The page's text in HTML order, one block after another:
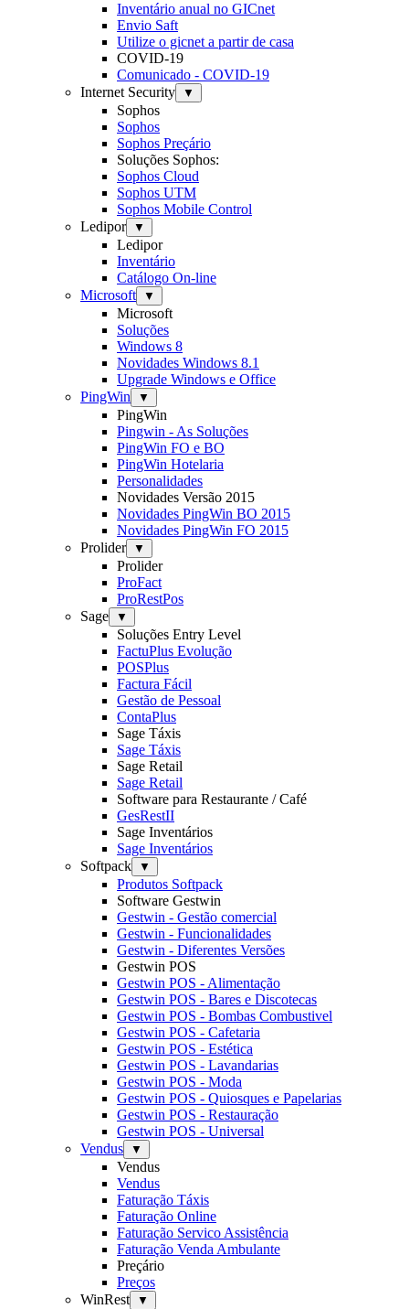
Inventário anual no GICnet
Envio Saft
Utilize o gicnet a partir de casa
COVID-19
Comunicado - COVID-19
Internet Security
▼
Sophos
Sophos
Sophos Preçário
Soluções Sophos:
Sophos Cloud
Sophos UTM
Sophos Mobile Control
Ledipor
▼
Ledipor
Inventário
Catálogo On-line
Microsoft
▼
Microsoft
Soluções
Windows 8
Novidades Windows 8.1
Upgrade Windows e Office
PingWin
▼
PingWin
Pingwin - As Soluções
PingWin FO e BO
PingWin Hotelaria
Personalidades
Novidades Versão 2015
Novidades PingWin BO 2015
Novidades PingWin FO 2015
Prolider
▼
Prolider
ProFact
ProRestPos
Sage
▼
Soluções Entry Level
FactuPlus Evolução
POSPlus
Factura Fácil
Gestão de Pessoal
ContaPlus
Sage Táxis
Sage Táxis
Sage Retail
Sage Retail
Software para Restaurante / Café
GesRestII
Sage Inventários
Sage Inventários
Softpack
▼
Produtos Softpack
Software Gestwin
Gestwin - Gestão comercial
Gestwin - Funcionalidades
Gestwin - Diferentes Versões
Gestwin POS
Gestwin POS - Alimentação
Gestwin POS - Bares e Discotecas
Gestwin POS - Bombas Combustivel
Gestwin POS - Cafetaria
Gestwin POS - Estética
Gestwin POS - Lavandarias
Gestwin POS - Moda
Gestwin POS - Quiosques e Papelarias
Gestwin POS - Restauração
Gestwin POS - Universal
Vendus
▼
Vendus
Vendus
Faturação Táxis
Faturação Online
Faturação Servico Assistência
Faturação Venda Ambulante
Preçário
Preços
WinRest
▼